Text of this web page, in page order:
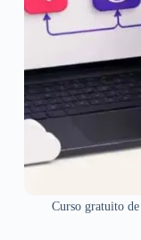
Curso gratuito